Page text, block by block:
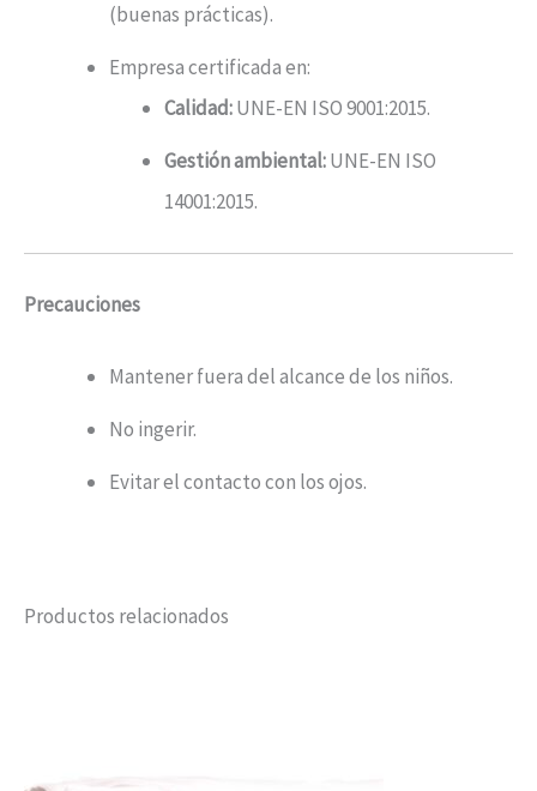
(buenas prácticas).
Empresa certificada en:
Calidad:UNE-EN ISO 9001:2015.
Gestión ambiental:UNE-EN ISO
14001:2015.
Precauciones
Mantener fuera del alcance de los niños.
No ingerir.
Evitar el contacto con los ojos.
Productos relacionados